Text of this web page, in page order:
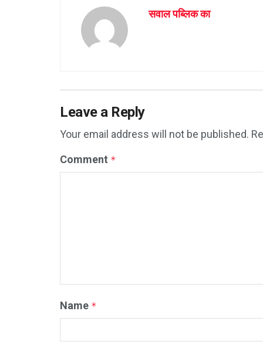
सवाल पब्लिक का
Leave a Reply
Your email address will not be published.
Comment *
Name *